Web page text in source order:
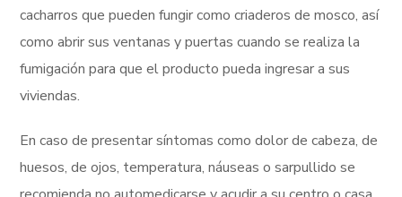
cacharros que pueden fungir como criaderos de mosco, así
como abrir sus ventanas y puertas cuando se realiza la
fumigación para que el producto pueda ingresar a sus
viviendas.
En caso de presentar síntomas como dolor de cabeza, de
huesos, de ojos, temperatura, náuseas o sarpullido se